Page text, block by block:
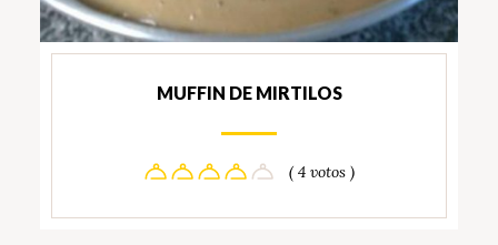
MUFFIN DE MIRTILOS
( 4 votos )